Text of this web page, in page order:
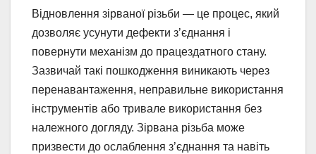
Відновлення зірваної різьби — це процес, який
дозволяє усунути дефекти з’єднання і
повернути механізм до працездатного стану.
Зазвичай такі пошкодження виникають через
перенавантаження, неправильне використання
інструментів або тривале використання без
належного догляду. Зірвана різьба може
призвести до ослаблення з’єднання та навіть